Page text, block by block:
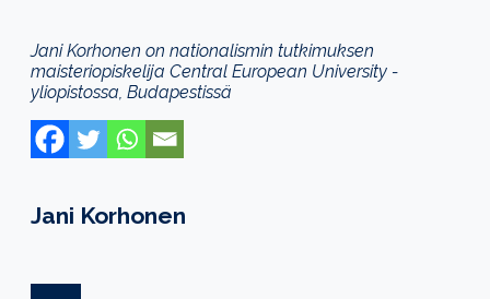
Jani Korhonen on nationalismin tutkimuksen
maisteriopiskelija Central European University -
yliopistossa, Budapestissä
Jani Korhonen